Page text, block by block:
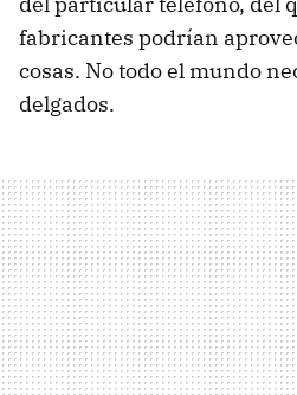
fabricantes podrían
cosas. No todo el mundo
delgados.